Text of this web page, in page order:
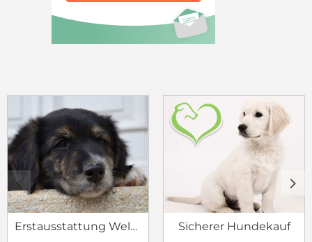
Erstausstattung Welpe Sicherer Hundekauf
c d